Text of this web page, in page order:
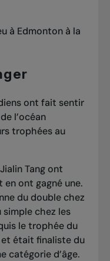
à Edmonton à la
ont fait sentir
l’océan
trophées au
Tang ont
ont gagné une.
du double chez
chez les
le trophée du
et était finaliste du
catégorie d’âge.